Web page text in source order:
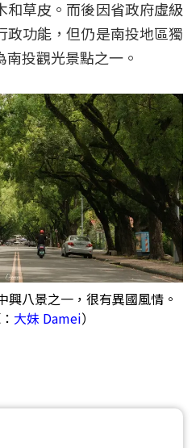
和草皮。而後因省政府虛級
政功能，但仍是南投地區獨
投觀光景點之一。
八景之一，很有異國風情。
大妹 Damei）